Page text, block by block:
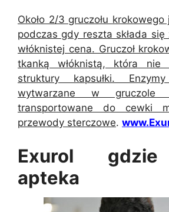
Około 2/3 gruczołu krokowego
podczas gdy reszta składa
włóknistej cena. Gruczoł
tkanką włóknistą, która nie
struktury kapsułki.
wytwarzane w gruczole
transportowane do cewki
przewody sterczowe.
Exurol
apteka